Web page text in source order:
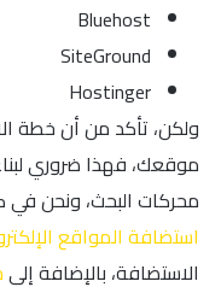
Bluehost
SiteGround
Hostinger
موقعك، فهذا ضروري
محركات البحث، ونحن
استضافة المواقع
الاستضافة، بالإضافة إلى